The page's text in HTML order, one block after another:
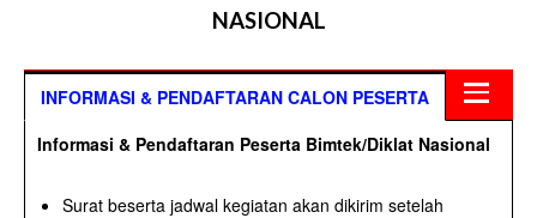
NASIONAL
INFORMASI & PENDAFTARAN CALON PESERTA
Informasi & Pendaftaran Peserta Bimtek/Diklat Nasional
Surat beserta jadwal kegiatan akan dikirim setelah